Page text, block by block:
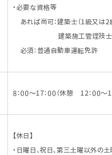
・必要な資格等
あれば尚可：建築士（1級又は2
建築施工管理技士（1
必須：普通自動車運転免許
8：00～17：00（休憩 12：00～13
【休日】
・日曜日、祝日、第三土曜以外の土